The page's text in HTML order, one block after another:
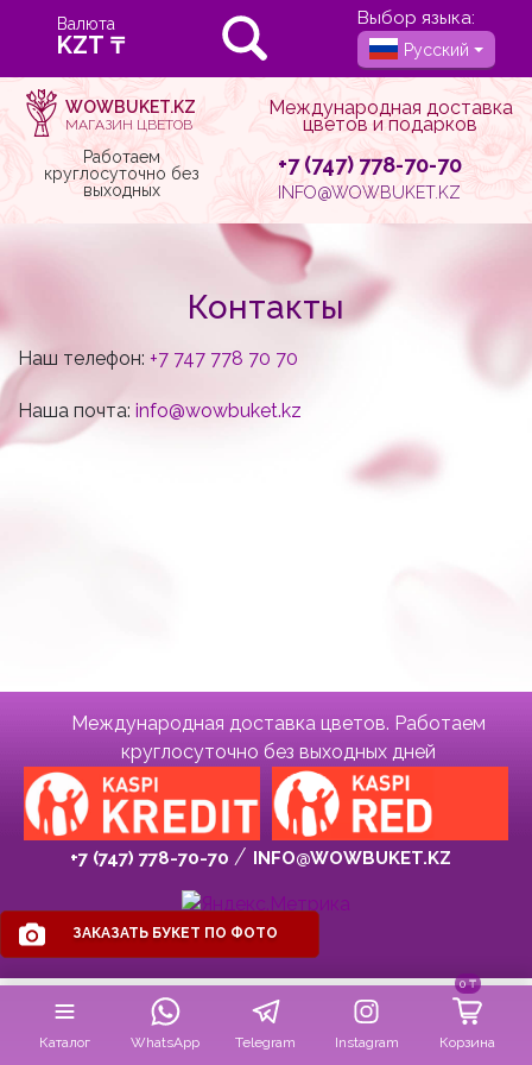
Каталог WhatsApp Telegram Instagram Корзина
0₸
Валюта Выбор языка:
Русский
WOWBUKET.KZ
МАГАЗИН ЦВЕТОВ
Международная доставка
цветов и подарков
Работаем
круглосуточно без
выходных
+7 (747) 778-70-70
INFO@WOWBUKET.KZ
Контакты
Наш телефон: +7 747 778 70 70
Наша почта: info@wowbuket.kz
Международная доставка цветов. Работаем
круглосуточно без выходных дней
+7 (747) 778-70-70 INFO@WOWBUKET.KZ
ЗАКАЗАТЬ БУКЕТ ПО ФОТО